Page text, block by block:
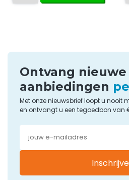
Ontvang nieuwe
aanbiedingen
Met onze nieuwsbrief loopt u nooit
en ontvangt u een tegoedbon van